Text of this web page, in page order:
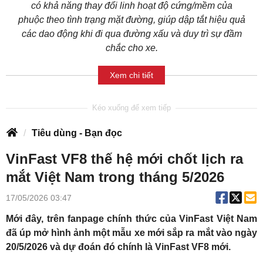
có khả năng thay đổi linh hoạt độ cứng/mềm của
phuộc theo tình trạng mặt đường, giúp dập tắt hiệu quả
các dao động khi đi qua đường xấu và duy trì sự đầm
chắc cho xe.
Xem chi tiết
Tiêu dùng - Bạn đọc
VinFast VF8 thế hệ mới chốt lịch ra
mắt Việt Nam trong tháng 5/2026
17/05/2026 03:47
Mới đây, trên fanpage chính thức của VinFast Việt Nam
đã úp mở hình ảnh một mẫu xe mới sắp ra mắt vào ngày
20/5/2026 và dự đoán đó chính là VinFast VF8 mới.